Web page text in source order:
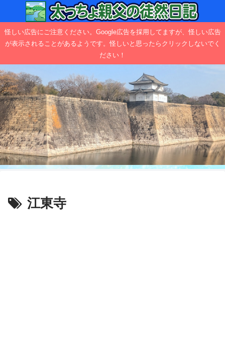
怪しい広告にご注意ください。Google広告を採用してますが、怪しい広告
が表示されることがあるようです。怪しいと思ったらクリックしないでく
ださい！
江東寺